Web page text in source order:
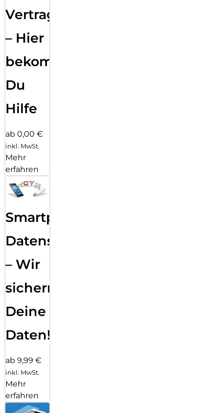
Vertragsabwicklung
– Hier
bekommst
Du
Hilfe
ab 0,00 €
inkl. MwSt.
Mehr
erfahren
Smartphone
Datensicherung
– Wir
sichern
Deine
Daten!
ab 9,99 €
inkl. MwSt.
Mehr
erfahren